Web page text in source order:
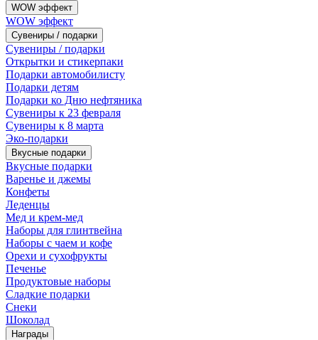
WOW эффект
WOW эффект
Сувениры / подарки
Сувениры / подарки
Открытки и стикерпаки
Подарки автомобилисту
Подарки детям
Подарки ко Дню нефтяника
Сувениры к 23 февраля
Сувениры к 8 марта
Эко-подарки
Вкусные подарки
Вкусные подарки
Варенье и джемы
Конфеты
Леденцы
Мед и крем-мед
Наборы для глинтвейна
Наборы с чаем и кофе
Орехи и сухофрукты
Печенье
Продуктовые наборы
Сладкие подарки
Снеки
Шоколад
Награды